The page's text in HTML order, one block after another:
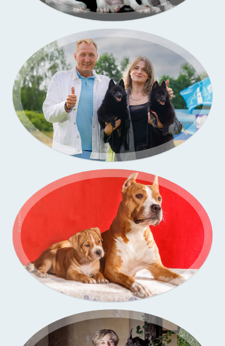
Портфолио — выставки собак
Бассенджи. Фото щенков в моей студии
Портфолио — выставки собак
Портфолио